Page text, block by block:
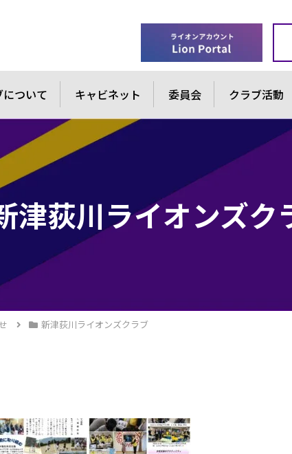
ついて キャビネット 委員会 クラブ活動
津荻川ライオンズク
新津荻川ライオンズクラブ